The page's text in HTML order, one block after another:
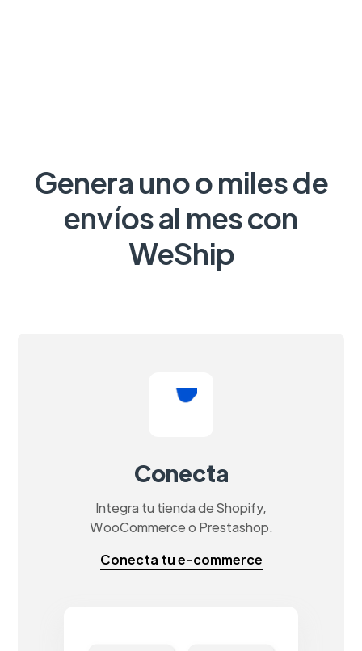
Genera uno o miles de
envíos al mes con
WeShip
Conecta
Integra tu tienda de Shopify,
WooCommerce o Prestashop.
Conecta tu e-commerce